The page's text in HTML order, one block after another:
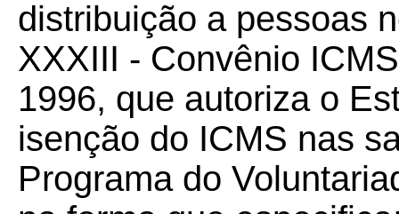
distribuição a pessoas
XXXIII - Convênio
1996, que autoriza o
isenção do ICMS nas
Programa do